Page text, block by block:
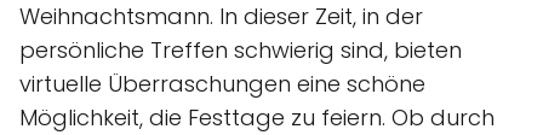
Weihnachtsmann. In dieser Zeit, in der
persönliche Treffen schwierig sind, bieten
virtuelle Überraschungen eine schöne
Möglichkeit, die Festtage zu feiern. Ob durch